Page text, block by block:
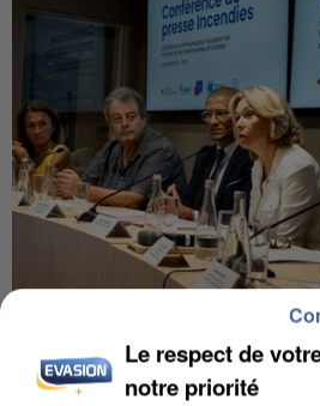
INCENDIES : L’ÎLE-DE-
DE SOLIDARITÉ AVEC LES...
Le respect de
notre priorité